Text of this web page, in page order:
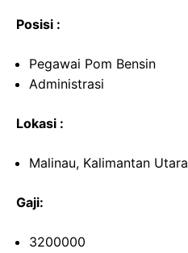
Posisi :
Pegawai Pom Bensin
Administrasi
Lokasi :
Malinau, Kalimantan Utara
Gaji:
3200000